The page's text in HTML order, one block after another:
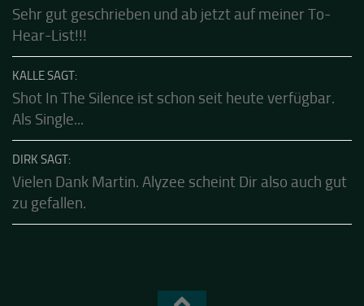
CALLE SAGT:
Hear-List!!!
KALLE SAGT:
Als Single...
DIRK SAGT: